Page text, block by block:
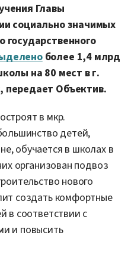
Главы
социально значимых
государственного
более 1,4 млрд
на 80 мест в г.
передает Объектив.
в мкр.
детей,
обучается в школах в
организован подвоз
нового
создать комфортные
в соответствии с
и повысить